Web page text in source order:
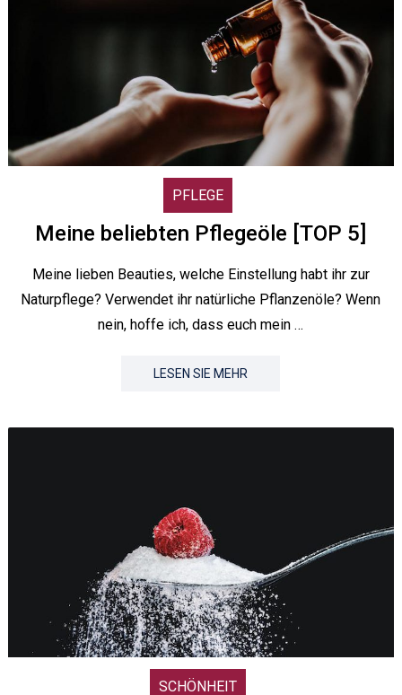
PFLEGE
Meine beliebten Pflegeöle [TOP 5]
Meine lieben Beauties, welche Einstellung habt ihr zur
Naturpflege? Verwendet ihr natürliche Pflanzenöle? Wenn
nein, hoffe ich, dass euch mein …
LESEN SIE MEHR
SCHÖNHEIT